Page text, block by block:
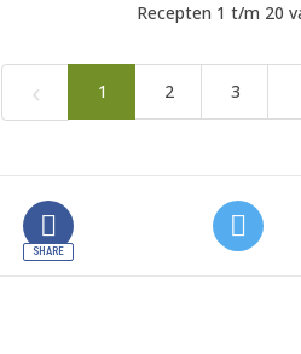
Recepten 1 t/m 20
‹ 1 2 3